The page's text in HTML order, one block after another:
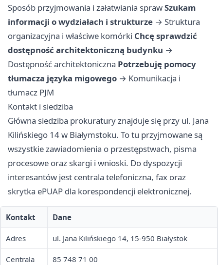
Sposób przyjmowania i załatwiania sprawSzukam
informacji o wydziałach i strukturze → Struktura
organizacyjna i właściwe komórki Chcę sprawdzić
dostępność architektoniczną budynku →
Dostępność architektoniczna Potrzebuję pomocy
tłumacza języka migowego → Komunikacja i
tłumacz PJM
Kontakt i siedziba
Główna siedziba prokuratury znajduje się przy ul. Jana
Kilińskiego 14 w Białymstoku. To tu przyjmowane są
wszystkie zawiadomienia o przestępstwach, pisma
procesowe oraz skargi i wnioski. Do dyspozycji
interesantów jest centrala telefoniczna, fax oraz
skrytka ePUAP dla korespondencji elektronicznej.
Kontakt Dane
Adres ul. Jana Kilińskiego 14, 15-950 Białystok
Centrala 85 748 71 00